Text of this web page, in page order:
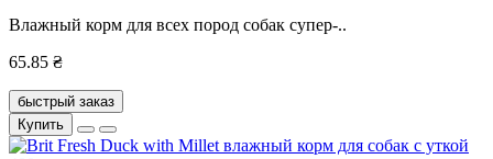
Влажный корм для всех пород собак супер-..
65.85 ₴
быстрый заказ
Купить